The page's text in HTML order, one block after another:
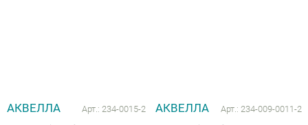
АКВЕЛЛА Арт.: 234-0015-2
АКВЕЛЛА Арт.: 234-009-0011-2